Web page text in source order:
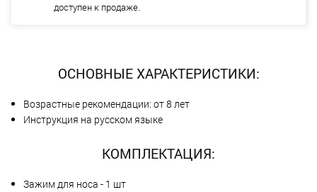
доступен к продаже.
ОСНОВНЫЕ ХАРАКТЕРИСТИКИ:
Возрастные рекомендации: от 8 лет
Инструкция на русском языке
КОМПЛЕКТАЦИЯ:
Зажим для носа - 1 шт